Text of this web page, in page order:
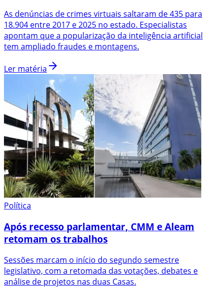
As denúncias de crimes virtuais saltaram de 435 para
18.904 entre 2017 e 2025 no estado. Especialistas
apontam que a popularização da inteligência artificial
tem ampliado fraudes e montagens.
Ler matéria
Política
Após recesso parlamentar, CMM e Aleam
retomam os trabalhos
Sessões marcam o início do segundo semestre
legislativo, com a retomada das votações, debates e
análise de projetos nas duas Casas.